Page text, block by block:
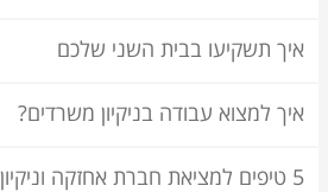
איך תשקיעו בבית השני שלכם
איך למצוא עבודה בניקיון משרדים?
5 טיפים למציאת חברת אחזקה וניקיון